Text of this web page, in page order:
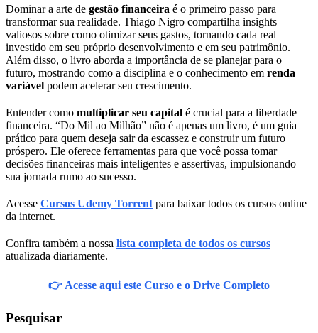
Dominar a arte de gestão financeira é o primeiro passo para
transformar sua realidade. Thiago Nigro compartilha insights
valiosos sobre como otimizar seus gastos, tornando cada real
investido em seu próprio desenvolvimento e em seu patrimônio.
Além disso, o livro aborda a importância de se planejar para o
futuro, mostrando como a disciplina e o conhecimento em renda
variável podem acelerar seu crescimento.
Entender como multiplicar seu capital é crucial para a liberdade
financeira. “Do Mil ao Milhão” não é apenas um livro, é um guia
prático para quem deseja sair da escassez e construir um futuro
próspero. Ele oferece ferramentas para que você possa tomar
decisões financeiras mais inteligentes e assertivas, impulsionando
sua jornada rumo ao sucesso.
Acesse Cursos Udemy Torrent para baixar todos os cursos online
da internet.
Confira também a nossa lista completa de todos os cursos
atualizada diariamente.
👉 Acesse aqui este Curso e o Drive Completo
Pesquisar